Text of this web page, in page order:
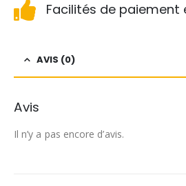
Facilités de paiement
AVIS (0)
Avis
Il n’y a pas encore d’avis.